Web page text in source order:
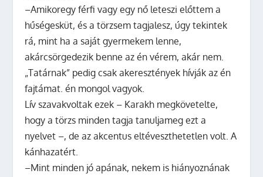
–Amikoregy férfi vagy egy nő leteszi előttem a
hűségesküt, és a törzsem tagjalesz, úgy tekintek
rá, mint ha a saját gyermekem lenne,
akárcsörgedezik benne az én vérem, akár nem.
„Tatárnak” pedig csak akeresztények hívják az én
fajtámat. én mongol vagyok.
Lív szavakvoltak ezek – Karakh megkövetelte,
hogy a törzs minden tagja tanuljameg ezt a
nyelvet –, de az akcentus eltéveszthetetlen volt. A
kánhazatért.
–Mint minden jó apának, nekem is hiányoznának